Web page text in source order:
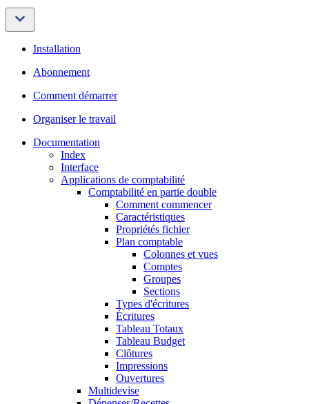
Installation
Abonnement
Comment démarrer
Organiser le travail
Documentation
Index
Interface
Applications de comptabilité
Comptabilité en partie double
Comment commencer
Caractéristiques
Propriétés fichier
Plan comptable
Colonnes et vues
Comptes
Groupes
Sections
Types d'écritures
Écritures
Tableau Totaux
Tableau Budget
Clôtures
Impressions
Ouvertures
Multidevise